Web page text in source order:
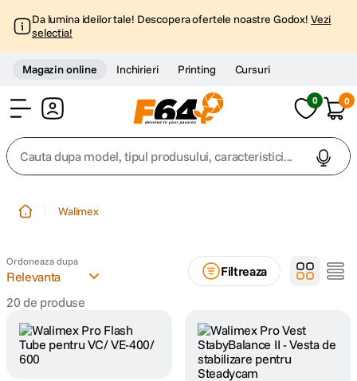
Da lumina ideilor tale! Descopera ofertele noastre Godox! Vezi
selectia!
Magazin online Inchirieri Printing Cursuri
0 0
Cauta dupa model, tipul produsului, caracteristici...
2. trepied
4 peak design
Walimex
Ordoneaza dupa
Relevanta
Filtreaza
20de produse